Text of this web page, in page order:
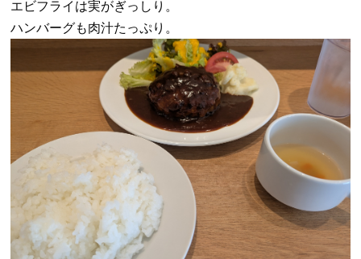
エビフライは実がぎっしり。
ハンバーグも肉汁たっぷり。